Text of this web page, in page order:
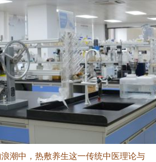
潮中，热敷养生这一传统中医理论与